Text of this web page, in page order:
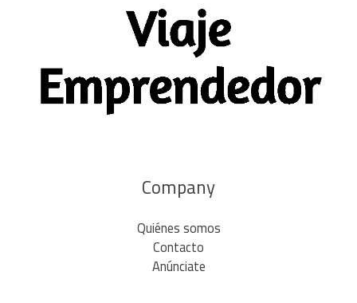
Company
Quiénes somos
Contacto
Anúnciate